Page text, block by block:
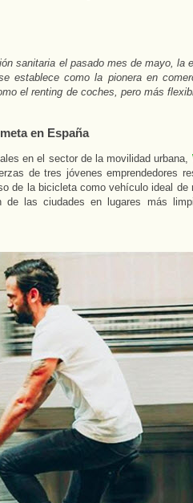
sanitaria el pasado mes de mayo, la
establece como la pionera en
el renting de coches, pero más
en España
en el sector de la movilidad urbana,
de tres jóvenes emprendedores
de la bicicleta como vehículo ideal de
de las ciudades en lugares más